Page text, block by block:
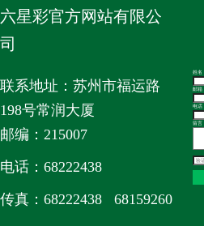
六星彩官方网站有限公
司
联系地址： 苏州市福运路
198号常润大厦
邮编：215007
电话：68222438
传真：68222438 68159260
姓名
邮箱
电话
留言